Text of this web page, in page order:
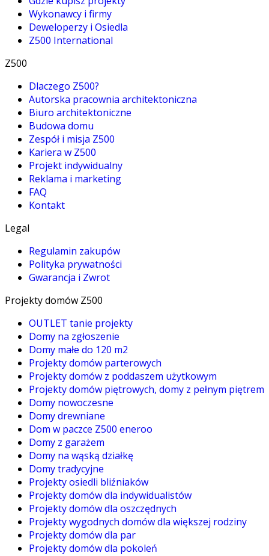
Wykonawcy i firmy
Deweloperzy i Osiedla
Z500 International
Z500
Dlaczego Z500?
Autorska pracownia architektoniczna
Biuro architektoniczne
Budowa domu
Zespół i misja Z500
Kariera w Z500
Projekt indywidualny
Reklama i marketing
FAQ
Kontakt
Legal
Regulamin zakupów
Polityka prywatności
Gwarancja i Zwrot
Projekty domów Z500
OUTLET tanie projekty
Domy na zgłoszenie
Domy małe do 120 m2
Projekty domów parterowych
Projekty domów z poddaszem użytkowym
Projekty domów piętrowych, domy z pełnym piętrem
Domy nowoczesne
Domy drewniane
Dom w paczce Z500 eneroo
Domy z garażem
Domy na wąską działkę
Domy tradycyjne
Projekty osiedli bliźniaków
Projekty domów dla indywidualistów
Projekty domów dla oszczędnych
Projekty wygodnych domów dla większej rodziny
Projekty domów dla par
Projekty domów dla pokoleń